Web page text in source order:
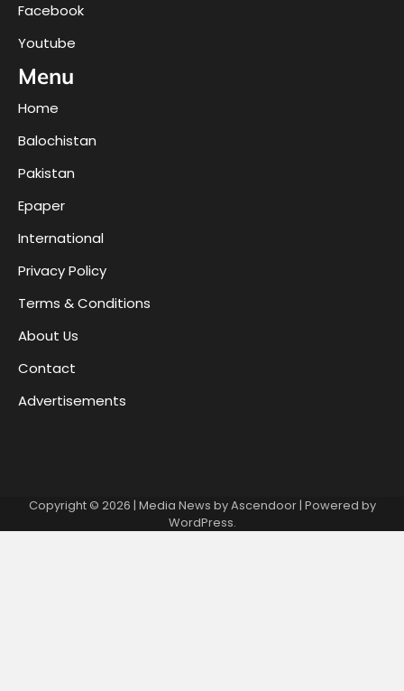
Facebook
Youtube
Menu
Home
Balochistan
Pakistan
Epaper
International
Privacy Policy
Terms & Conditions
About Us
Contact
Advertisements
Copyright © 2026 | Media News byAscendoor| Powered by
WordPress.